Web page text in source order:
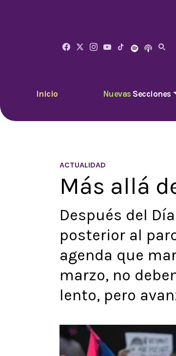
Inicio Nuevas Secciones
ACTUALIDAD
Más allá
Después del
posterior al
agenda que
marzo, no
lento, pero